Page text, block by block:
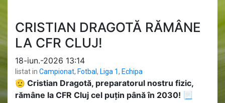
CRISTIAN DRAGOTĂ RĂMÂNE
LA CFR CLUJ!
18-iun.-2026 13:14
listat in Campionat, Fotbal , Liga 1, Echipa
🫡 Cristian Dragotă, preparatorul nostru fizic,
rămâne la CFR Cluj cel puțin până în 2030! 📃